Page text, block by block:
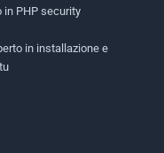
in PHP security
in installazione e